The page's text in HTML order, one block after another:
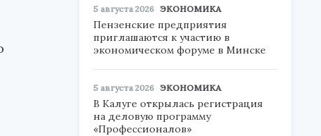
5 августа 2026 ЭКОНОМИКА
Пензенские предприятия
приглашаются к участию в
экономическом форуме в Минске
5 августа 2026 ЭКОНОМИКА
В Калуге открылась регистрация
на деловую программу
«Профессионалов»